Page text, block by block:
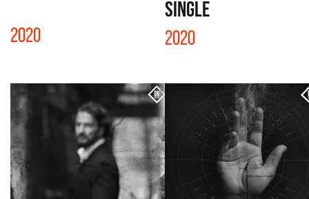
2020
SINGLE
2020